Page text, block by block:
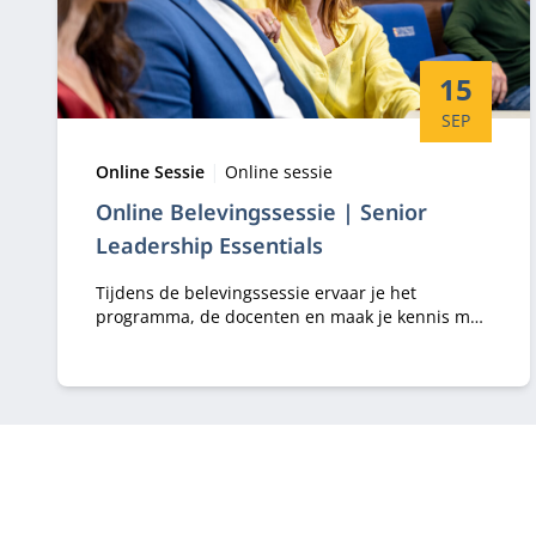
Online Belevingssessie | Senior
Leadership Essentials
15
SEP
Type:
Online Sessie Locatie:
Online sessie
Tijdens de belevingssessie ervaar je het
programma, de docenten en maak je kennis met